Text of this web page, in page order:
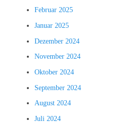
Februar 2025
Januar 2025
Dezember 2024
November 2024
Oktober 2024
September 2024
August 2024
Juli 2024